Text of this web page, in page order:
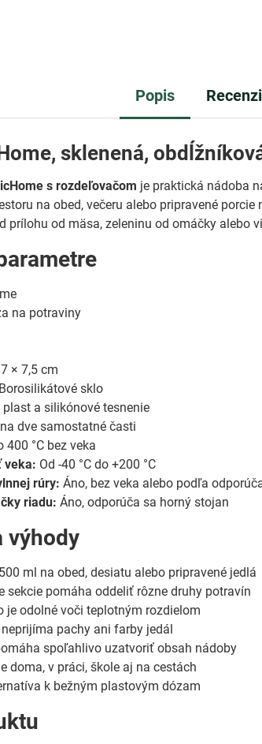
Popis
sklenená,
s rozdeľovačom je praktická nádoba
na obed, večeru alebo pripravené
prílohu od mäsa, zeleninu od omáčky alebo
na potraviny
× 7,5 cm
Borosilikátové sklo
plast a silikónové tesnenie
dve samostatné časti
400 °C bez veka
veka: Od -40 °C do +200 °C
rúry: Áno, bez veka alebo podľa
riadu: Áno, odporúča sa horný stojan
výhody
ml na obed, desiatu alebo pripravené jedlá
sekcie pomáha oddeliť rôzne druhy potravín
je odolné voči teplotným rozdielom
pachy ani farby jedál
spoľahlivo uzatvoriť obsah nádoby
doma, v práci, škole aj na cestách
k bežným plastovým dózam